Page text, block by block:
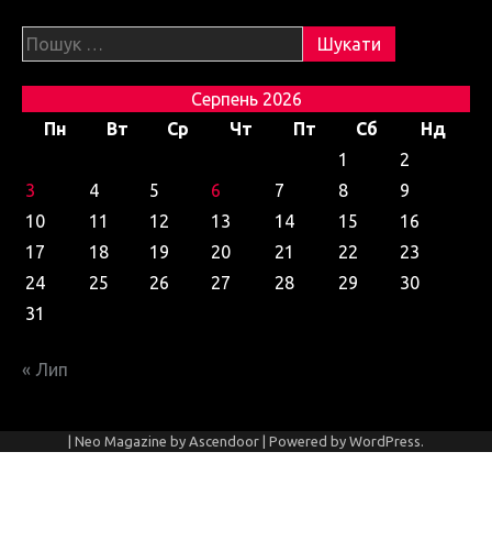
Пошук:
Серпень 2026
Пн
Вт Ср Чт Пт Сб
Нд
1
2
3
4 5 6 7 8
9
10
11 12 13 14 15
16
17
18 19 20 21 22
23
24
25 26 27 28 29
30
31
« Лип
| Neo Magazine by Ascendoor | Powered by WordPress